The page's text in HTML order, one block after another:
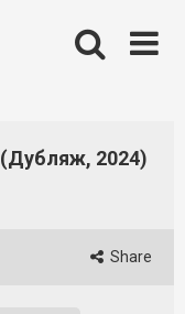
2024)
Share